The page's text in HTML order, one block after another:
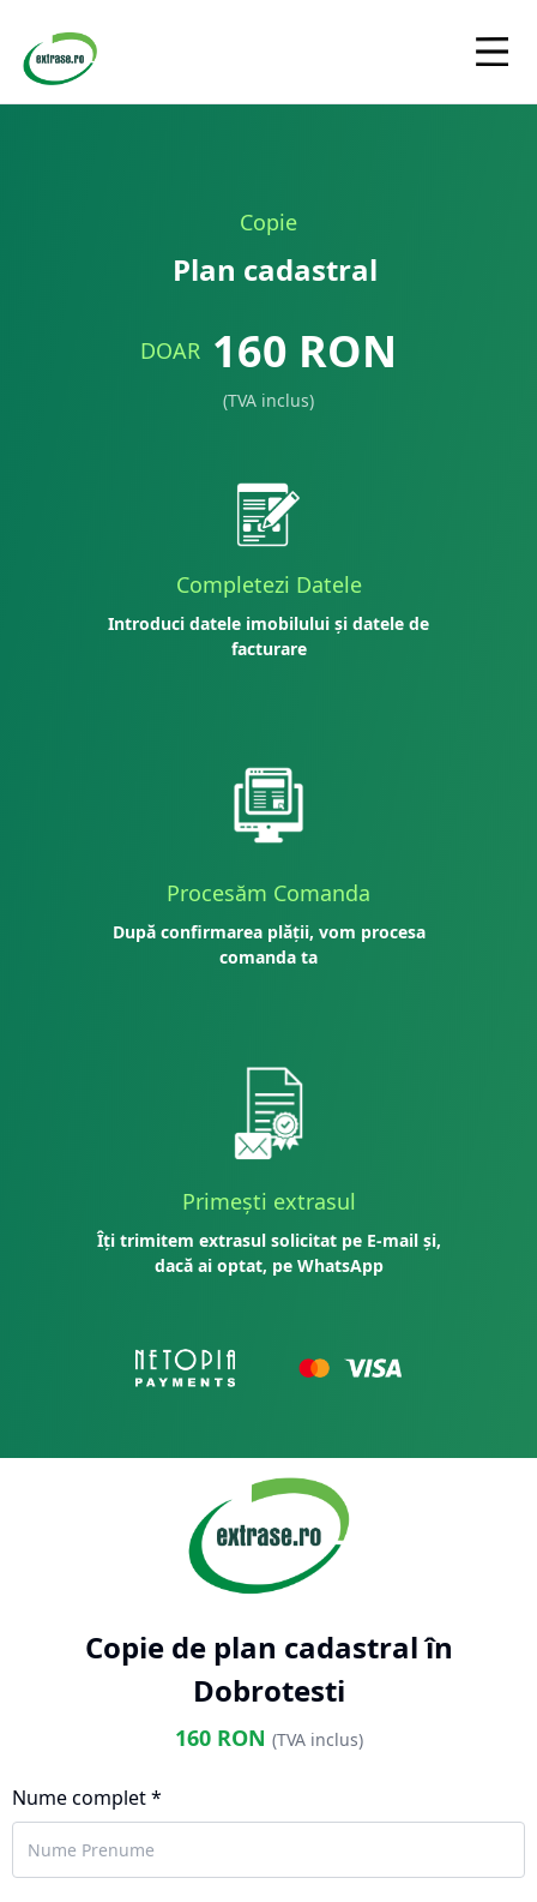
Copie
Plan cadastral
DOAR 160 RON
(TVA inclus)
Completezi Datele
Introduci datele imobilului și datele de
facturare
Procesăm Comanda
După confirmarea plății, vom procesa
comanda ta
Primești extrasul
Îți trimitem extrasul solicitat pe E-mail și,
dacă ai optat, pe WhatsApp
Copie de plan cadastral în
Dobrotesti
160RON (TVA inclus)
Nume complet *